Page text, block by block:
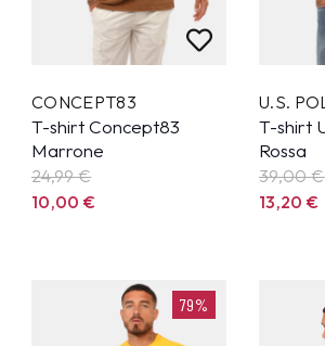
CONCEPT83
T-shirt Concept83
Marrone
24,99€
10,00€
U.S.
T-shirt
Rossa
39,00 €
13,20€
79%